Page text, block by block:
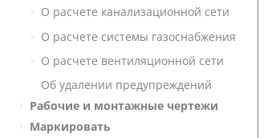
О расчете канализационной сети
О расчете системы газоснабжения
О расчете вентиляционной сети
Об удалении предупреждений
Рабочие и монтажные чертежи
Маркировать